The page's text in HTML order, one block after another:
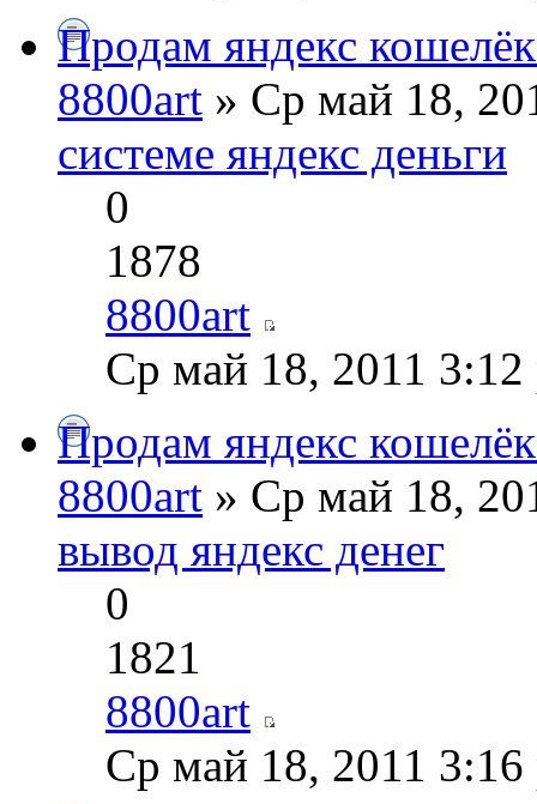
Продам яндекс
8800art » Ср май 18,
системе яндекс деньги
0
1878
8800art
Ср май 18, 2011 3:12
Продам яндекс
8800art » Ср май 18,
вывод яндекс денег
0
1821
8800art
Ср май 18, 2011 3:16